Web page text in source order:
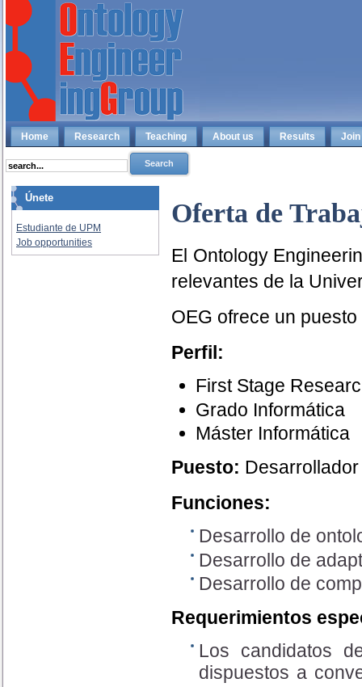
Home Research Teaching About us Results Join
Únete
Estudiante de UPM
Job opportunities
Oferta de
El Ontology
relevantes de la
OEG ofrece un
Perfil:
First Stage
Grado Informática
Máster Informática
Puesto:
Funciones:
Desarrollo de
Desarrollo de
Desarrollo de
Requerimientos
Los candidatos
dispuestos a